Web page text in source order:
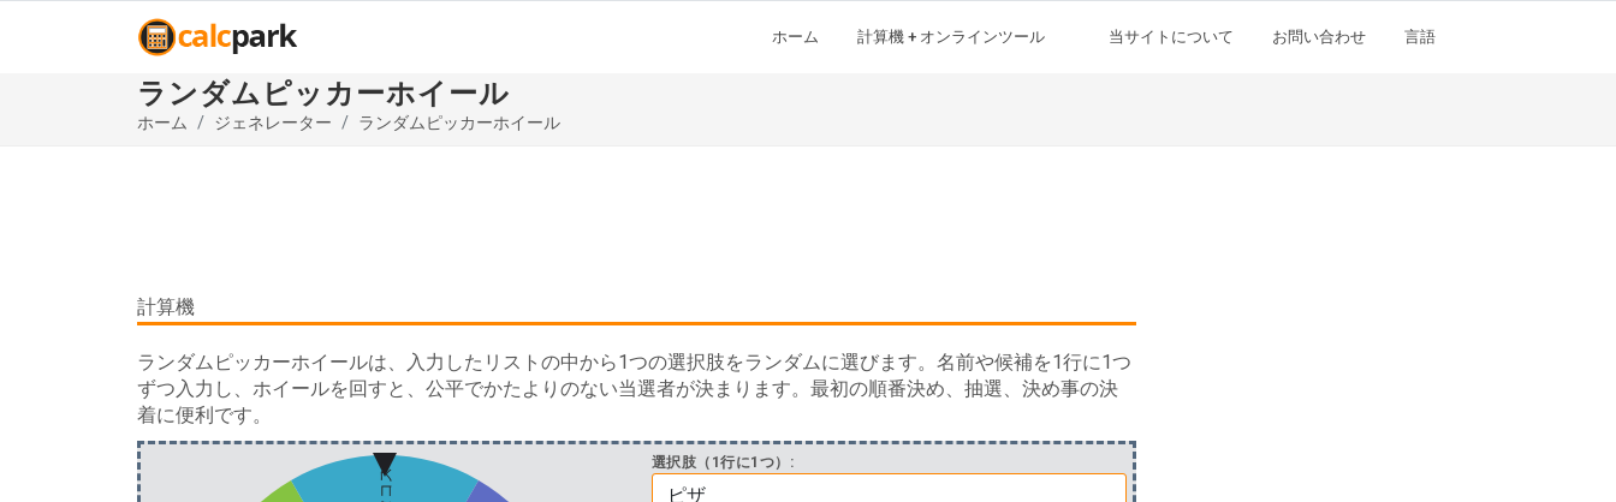
ホーム 計算機 + オンラインツール 当サイトについて お問い合わせ 言語
ランダムピッカーホイール
ホーム ジェネレーター ランダムピッカーホイール
計算機
ランダムピッカーホイールは、入力したリストの中から1つの選択肢をランダムに選びます。名前や候補を1行に1つ
ずつ入力し、ホイールを回すと、公平でかたよりのない当選者が決まります。最初の順番決め、抽選、決め事の決
着に便利です。
選択肢（1行に1つ）: